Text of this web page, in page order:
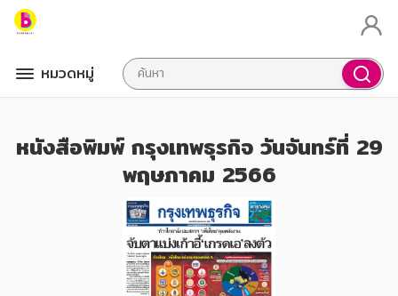
หมวดหมู่
หนังสือพิมพ์ กรุงเทพธุรกิจ วันจันทร์ที่ 29
พฤษภาคม 2566